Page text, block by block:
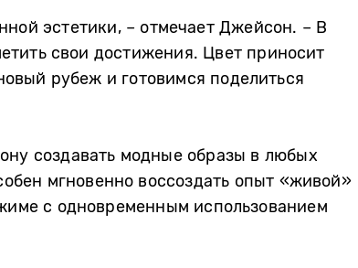
эстетики, – отмечает Джейсон. – В
свои достижения. Цвет приносит
рубеж и готовимся поделиться
создавать модные образы в любых
мгновенно воссоздать опыт «живой»
с одновременным использованием